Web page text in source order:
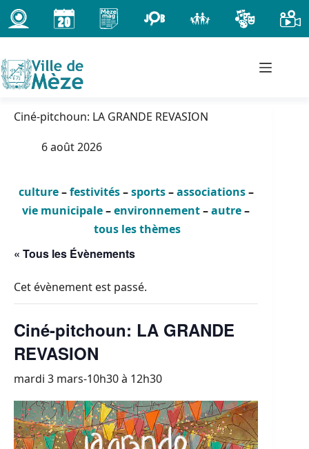
Passer
au
contenu
Ciné-pitchoun: LA GRANDE REVASION
6 août 2026
culture–festivités–sports–associations–
vie municipale–environnement–autre–
tous les thèmes
« Tous les Évènements
Cet évènement est passé.
Ciné-pitchoun: LA GRANDE
REVASION
mardi 3 mars-10h30à 12h30